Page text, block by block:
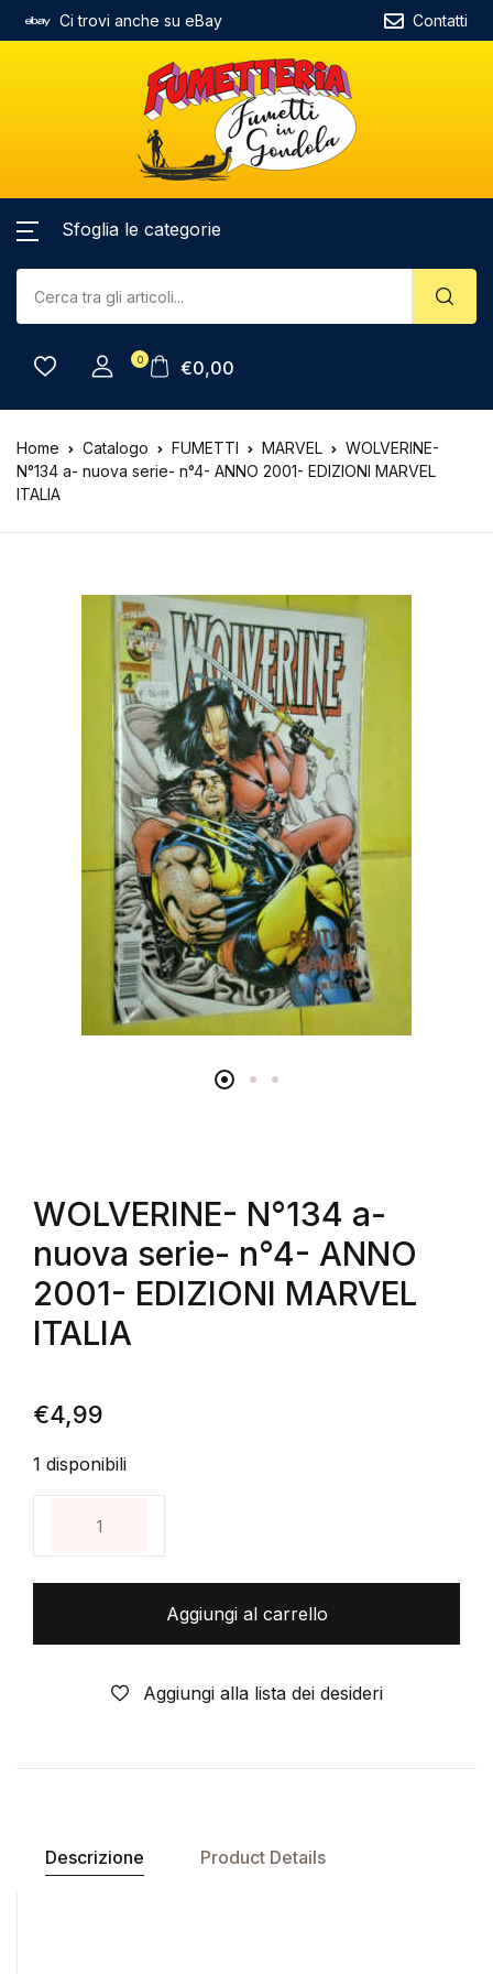
Ci trovi anche su eBay Contatti
Sfoglia le categorie
0 €0,00
Home Catalogo FUMETTI MARVEL
WOLVERINE-
N°134 a- nuova serie- n°4- ANNO 2001- EDIZIONI MARVEL
ITALIA
WOLVERINE- N°134 a-
nuova serie- n°4- ANNO
2001- EDIZIONI MARVEL
ITALIA
€4,99
1 disponibili
Aggiungi al carrello
Aggiungi alla lista dei desideri
Descrizione Product Details